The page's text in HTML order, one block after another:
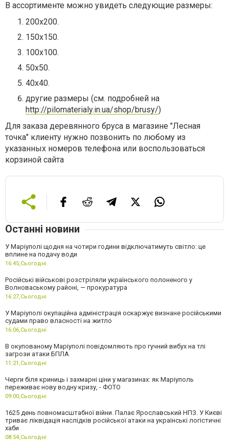
В ассортименте можно увидеть следующие размеры:
200х200.
150х150.
100х100.
50х50.
40х40.
другие размеры (см. подробней на
http://pilomaterialy.in.ua/shop/brusy/)
Для заказа деревянного бруса в магазине "Лесная
точка" клиенту нужно позвонить по любому из
указанных номеров телефона или воспользоваться
корзиной сайта
Останні новини
У Маріуполі щодня на чотири години відключатимуть світло: це
вплине на подачу води
16:45,Сьогодні
Російські військові розстріляли українського полоненого у
Волноваському районі, — прокуратура
16:27,Сьогодні
У Маріуполі окупаційна адміністрація оскаржує визнане російськими
судами право власності на житло
16:06,Сьогодні
В окупованому Маріуполі повідомляють про гучний вибух на тлі
загрози атаки БПЛА
11:21,Сьогодні
Черги біля криниць і захмарні ціни у магазинах: як Маріуполь
переживає нову водну кризу, - ФОТО
09:00,Сьогодні
1625 день повномасштабної війни. Палає Ярославський НПЗ. У Києві
триває ліквідація наслідків російської атаки на українські логістичні
хаби
08:54,Сьогодні